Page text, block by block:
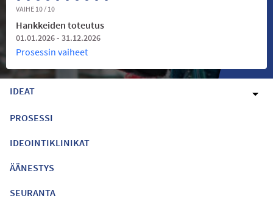
VAIHE 10 / 10
Hankkeiden toteutus
01.01.2026 - 31.12.2026
Prosessin vaiheet
IDEAT
PROSESSI
IDEOINTIKLINIKAT
ÄÄNESTYS
SEURANTA